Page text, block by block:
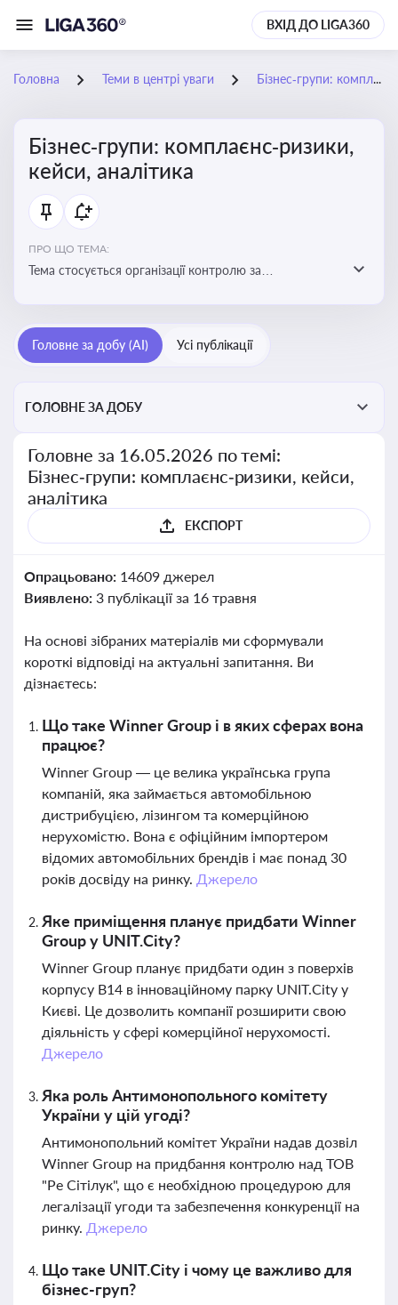
ВХІД ДО LIGA360
Головна Теми в центрі уваги Бізнес‑групи: комплаєнс‑ризики, кейси, аналітика
Бізнес‑групи: комплаєнс‑ризики,
кейси, аналітика
ПРО ЩО ТЕМА:
Тема стосується організації контролю за
Головне за добу (AI) Усі публікації
ГОЛОВНЕ ЗА ДОБУ
Головне за 16.05.2026 по темі:
Бізнес‑групи: комплаєнс‑ризики, кейси,
аналітика
ЕКСПОРТ
Опрацьовано: 14609 джерел
Виявлено: 3 публікації за 16 травня
На основі зібраних матеріалів ми сформували
короткі відповіді на актуальні запитання. Ви
дізнаєтесь:
Що таке Winner Group і в яких сферах вона
працює?
Winner Group — це велика українська група
компаній, яка займається автомобільною
дистрибуцією, лізингом та комерційною
нерухомістю. Вона є офіційним імпортером
відомих автомобільних брендів і має понад 30
років досвіду на ринку. Джерело
Яке приміщення планує придбати Winner
Group у UNIT.City?
Winner Group планує придбати один з поверхів
корпусу В14 в інноваційному парку UNIT.City у
Києві. Це дозволить компанії розширити свою
діяльність у сфері комерційної нерухомості.
Джерело
Яка роль Антимонопольного комітету
України у цій угоді?
Антимонопольний комітет України надав дозвіл
Winner Group на придбання контролю над ТОВ
"Ре Сітілук", що є необхідною процедурою для
легалізації угоди та забезпечення конкуренції на
ринку. Джерело
Що таке UNIT.City і чому це важливо для
бізнес-груп?